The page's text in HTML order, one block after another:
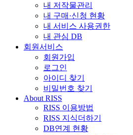
내 저작물관리
내 구매·신청 현황
내 서비스 사용권한
내 관심 DB
회원서비스
회원가입
로그인
아이디 찾기
비밀번호 찾기
About RISS
RISS 이용방법
RISS 지식더하기
DB연계 현황